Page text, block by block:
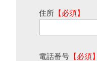
住所 【必須】
電話番号 【必須】